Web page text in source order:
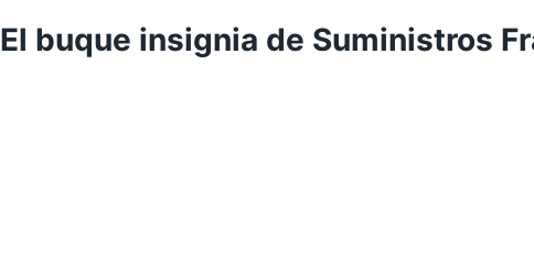
El buque insignia de Suministros